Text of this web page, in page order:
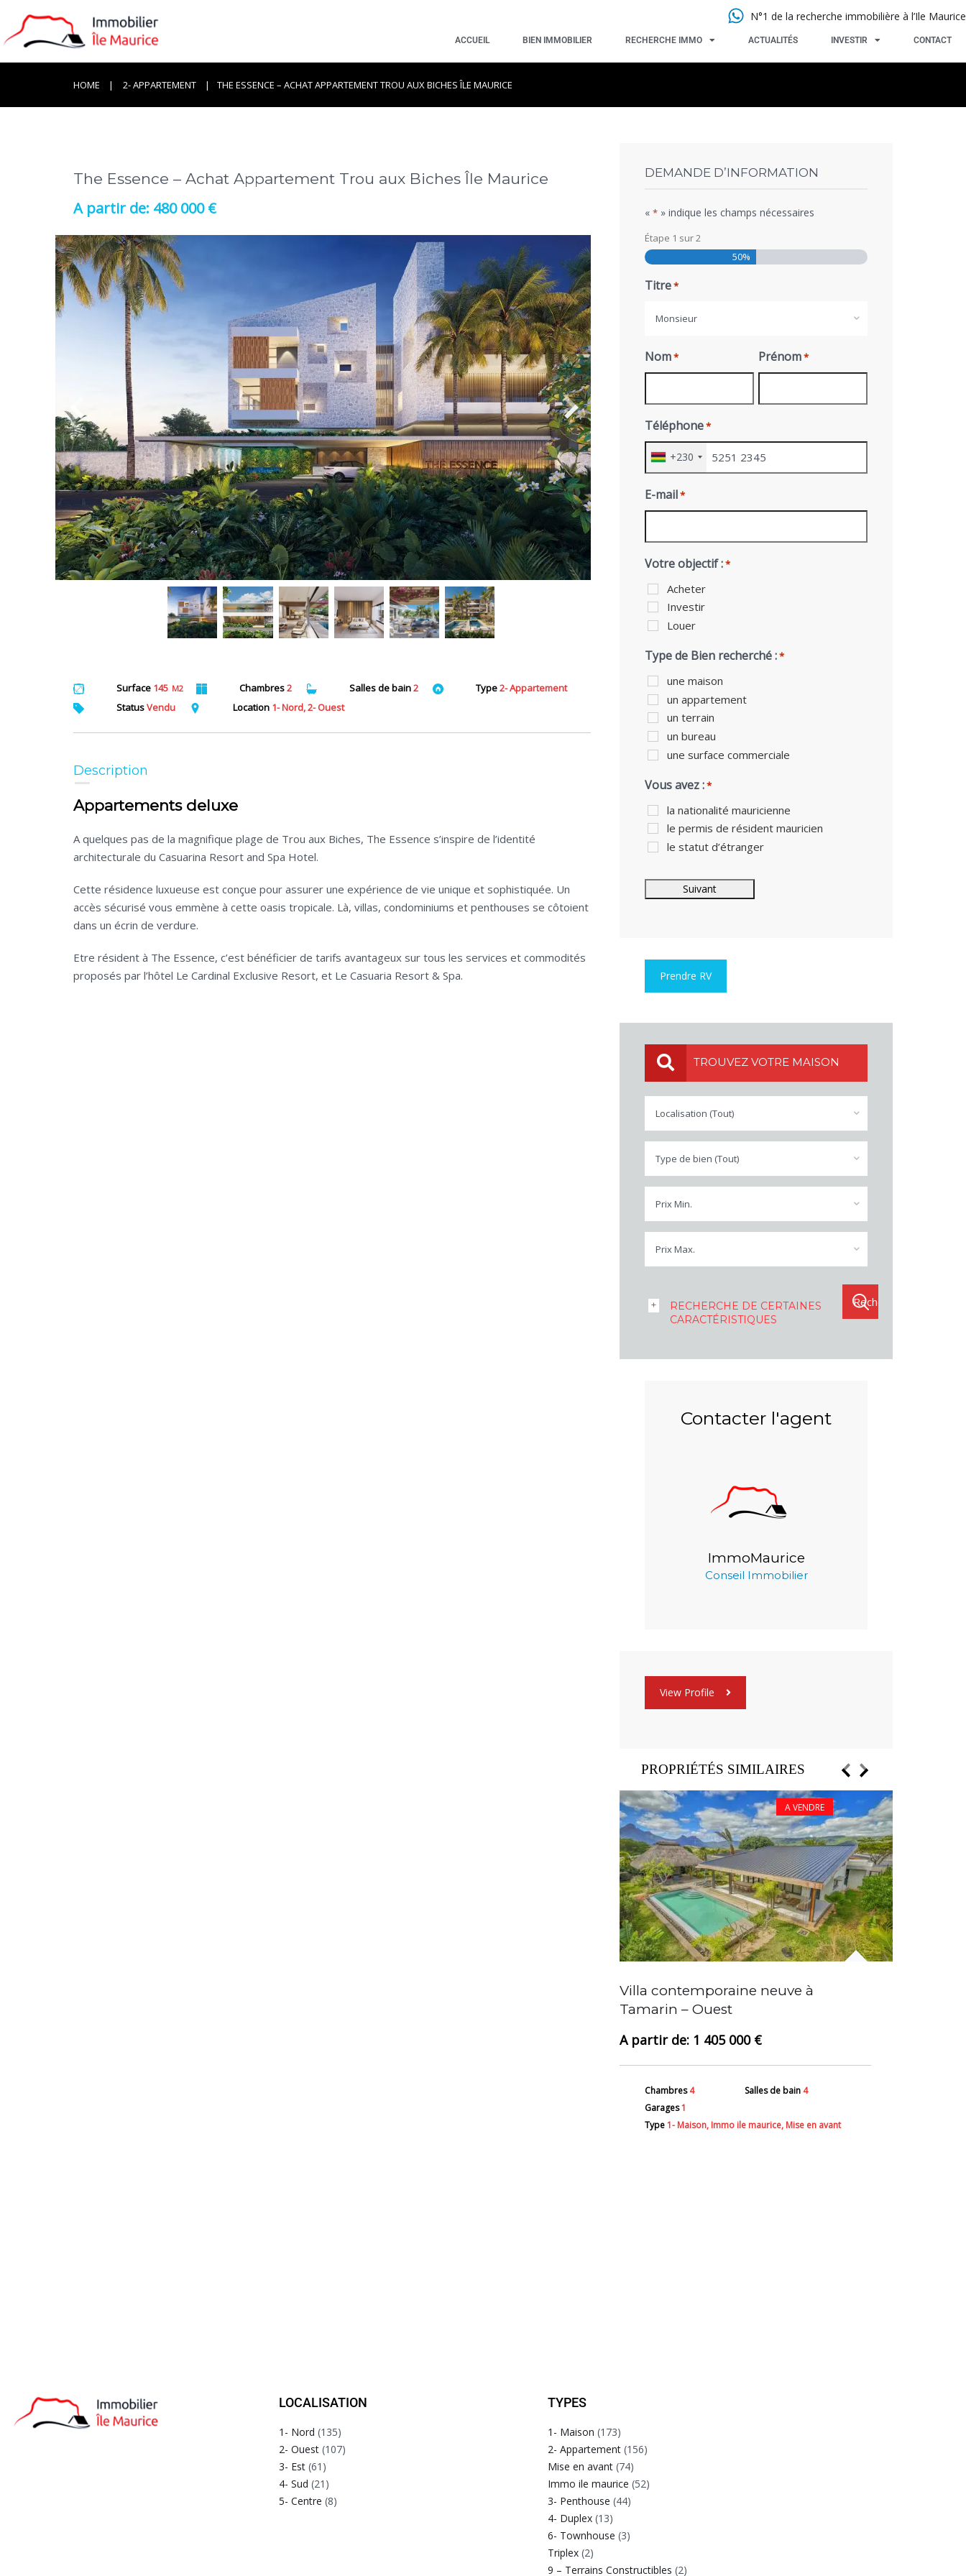
N°1 de la recherche immobilière à l’Ile Maurice
ACCUEIL BIEN IMMOBILIER RECHERCHE IMMO ACTUALITÉS INVESTIR CONTACT
HOME 2- APPARTEMENT THE ESSENCE – ACHAT APPARTEMENT TROU AUX BICHES ÎLE MAURICE
The Essence – Achat Appartement Trou aux Biches Île Maurice
480 000 €
Surface 145 M2 Chambres2 Salles de bain2 Type2- Appartement
StatusVendu Location 1- Nord, 2- Ouest
Description
Appartements deluxe
A quelques pas de la magnifique plage de Trou aux Biches, The Essence s’inspire de l’identité
architecturale du Casuarina Resort and Spa Hotel.
Cette résidence luxueuse est conçue pour assurer une expérience de vie unique et sophistiquée. Un
accès sécurisé vous emmène à cette oasis tropicale. Là, villas, condominiums et penthouses se côtoient
dans un écrin de verdure.
Etre résident à The Essence, c’est bénéficier de tarifs avantageux sur tous les services et commodités
proposés par l’hôtel Le Cardinal Exclusive Resort, et Le Casuaria Resort & Spa.
DEMANDE D’INFORMATION
« * » indique les champs nécessaires
Étape 1 sur2
50%
Titre*
Monsieur
Nom* Prénom*
Téléphone*
+230
E-mail*
Votre objectif :*
Acheter
Investir
Louer
Type de Bien recherché :*
une maison
un appartement
un terrain
un bureau
une surface commerciale
Vous avez :*
la nationalité mauricienne
le permis de résident mauricien
le statut d’étranger
Prendre RV
TROUVEZ VOTRE MAISON
Localisation (Tout)
Type de bien (Tout)
Prix Min.
Prix Max.
RECHERCHE DE CERTAINES
CARACTÉRISTIQUES
Contacter l'agent
ImmoMaurice
Conseil Immobilier
View Profile
PROPRIÉTÉS SIMILAIRES
Villa contemporaine neuve à
Tamarin – Ouest
1 405 000 €
A VENDRE
Chambres 4 Salles de bain 4
Garages1
Type1- Maison, Immo ile maurice, Mise en avant
LOCALISATION
1- Nord (135)
2- Ouest (107)
3- Est (61)
4- Sud (21)
5- Centre (8)
TYPES
1- Maison (173)
2- Appartement(156)
Mise en avant(74)
Immo ile maurice (52)
3- Penthouse (44)
4- Duplex(13)
6- Townhouse (3)
Triplex(2)
9 – Terrains Constructibles (2)